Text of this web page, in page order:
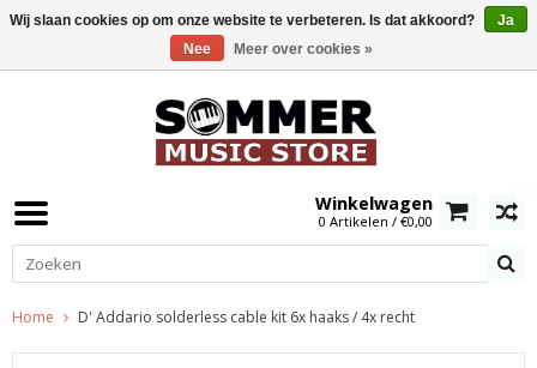
Winkelwagen
0 Artikelen / €0,00
Home D' Addario solderless cable kit 6x haaks / 4x recht
Wij slaan cookies op om onze website te verbeteren. Is dat akkoord?
Ja
Nee
Meer over cookies »